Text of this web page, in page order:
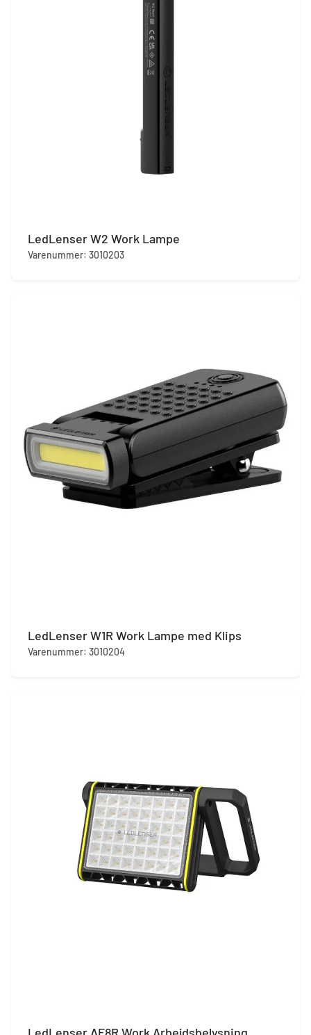
LedLenser W2 Work Lampe
Varenummer: 3010203
LedLenser W1R Work Lampe med Klips
Varenummer: 3010204